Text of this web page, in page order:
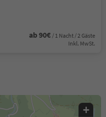
ab 90€ / 1 Nacht / 2 Gäste
Inkl. MwSt.
+